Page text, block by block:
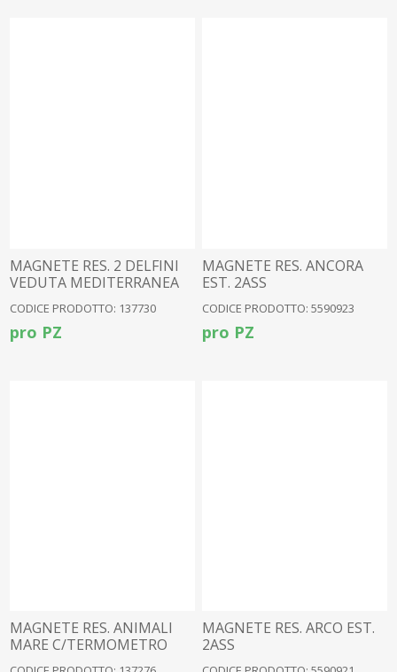
MAGNETE RES. 2 DELFINI
VEDUTA MEDITERRANEA
CODICE PRODOTTO: 137730
pro PZ
MAGNETE RES. ANCORA
EST. 2ASS
CODICE PRODOTTO: 5590923
pro PZ
MAGNETE RES. ANIMALI
MARE C/TERMOMETRO
MAGNETE RES. ARCO EST.
2ASS